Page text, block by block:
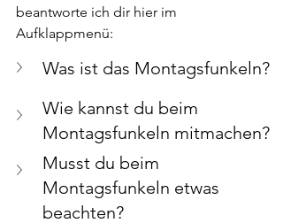
beantworte ich dir hier im
Aufklappmenü:
Was ist das Montagsfunkeln?
Wie kannst du beim
Montagsfunkeln mitmachen?
Musst du beim
Montagsfunkeln etwas
beachten?